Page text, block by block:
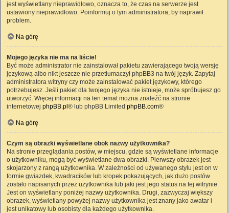
jest wyświetlany nieprawidłowo, oznacza to, że czas na serwerze jest
ustawiony nieprawidłowo. Poinformuj o tym administratora, by naprawił
problem.
Na górę
Mojego języka nie ma na liście!
Być może administrator nie zainstalował pakietu zawierającego twoją wersję
językową albo nikt jeszcze nie przetłumaczył phpBB3 na twój język. Zapytaj
administratora witryny czy może zainstalować pakiet językowy, którego
potrzebujesz. Jeśli pakiet dla twojego języka nie istnieje, może spróbujesz go
utworzyć. Więcej informacji na ten temat można znaleźć na stronie
internetowej phpBB.pl ® lub phpBB Limited phpBB.com®
Na górę
Czym są obrazki wyświetlane obok nazwy użytkownika?
Na stronie przeglądania postów, w miejscu, gdzie są wyświetlane informacje
o użytkowniku, mogą być wyświetlane dwa obrazki. Pierwszy obrazek jest
skojarzony z rangą użytkownika. W zależności od używanego stylu jest on w
formie gwiazdek, kwadracików lub kropek pokazujących, jak dużo postów
zostało napisanych przez użytkownika lub jaki jest jego status na tej witrynie.
Jest on wyświetlany poniżej nazwy użytkownika. Drugi, zazwyczaj większy
obrazek, wyświetlany powyżej nazwy użytkownika jest znany jako awatar i
jest unikatowy lub osobisty dla każdego użytkownika.